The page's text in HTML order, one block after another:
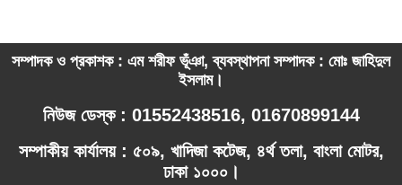
সম্পাদক ও প্রকাশক : এম শরীফ ভূঁঞা, ব্যবস্থাপনা সম্পাদক : মোঃ জাহিদুল
ইসলাম।
নিউজ ডেস্ক : 01552438516, 01670899144
সম্পাকীয় কার্যালয় : ৫০৯, খাদিজা কটেজ, ৪র্থ তলা, বাংলা মোটর,
ঢাকা ১০০০।